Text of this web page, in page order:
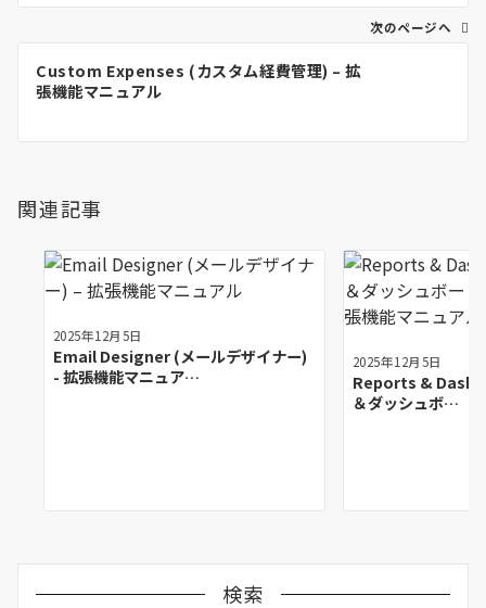
ー
次のページへ
Custom Expenses (カスタム経費管理) – 拡
張機能マニュアル
関連記事
2025年12月5日
Email Designer (メールデザイナー)
- 拡張機能マニュア…
2025年12月5日
Reports &
＆ダッシュボ…
検索